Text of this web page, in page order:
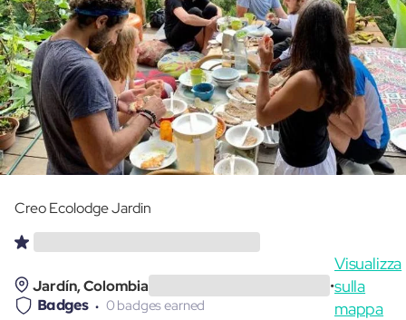
Creo Ecolodge Jardin
Jardín, Colombia •
Visualizza
sulla
mappa
Badges 0 badges earned